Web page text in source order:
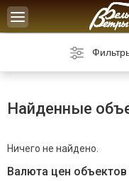
Toggle
navigation
Найденные
Ничего не найдено.
Валюта цен объектов